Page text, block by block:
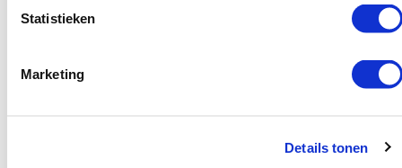
Statistieken
Marketing
Details tonen